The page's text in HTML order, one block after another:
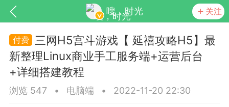
嗖，时光 关注
三网H5宫斗游戏【 延禧攻略H5】最
新整理Linux商业手工服务端+运营后台
+详细搭建教程
浏览 547 • 电脑端 • 2022-11-20 22:30